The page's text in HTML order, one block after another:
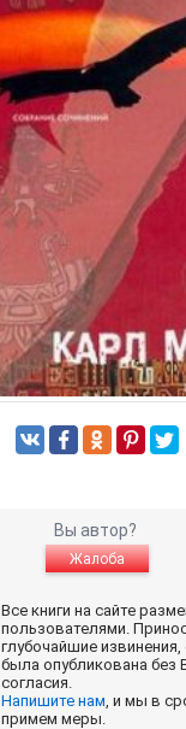
Вы автор?
Жалоба
Все книги на сайте
пользователями.
глубочайшие
была опубликована без
согласия.
Напишите нам , и мы в
примем меры.